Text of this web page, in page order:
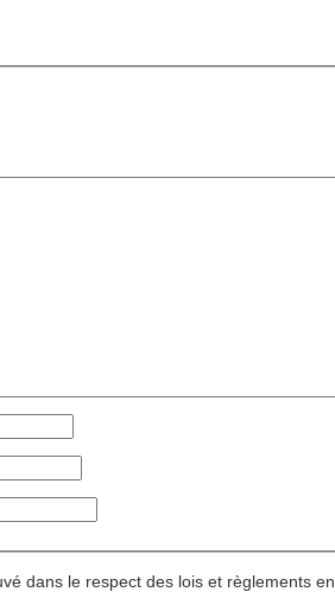
dans le respect des lois et règlements en